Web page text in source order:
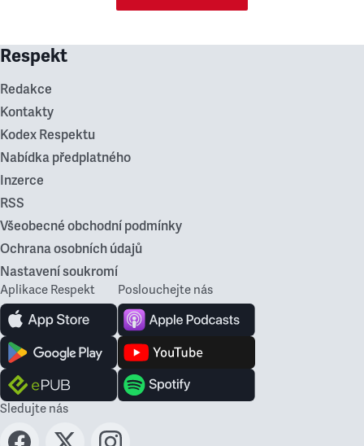
Respekt
Redakce
Kontakty
Kodex Respektu
Nabídka předplatného
Inzerce
RSS
Všeobecné obchodní podmínky
Ochrana osobních údajů
Nastavení soukromí
Aplikace Respekt Poslouchejte nás
Sledujte nás